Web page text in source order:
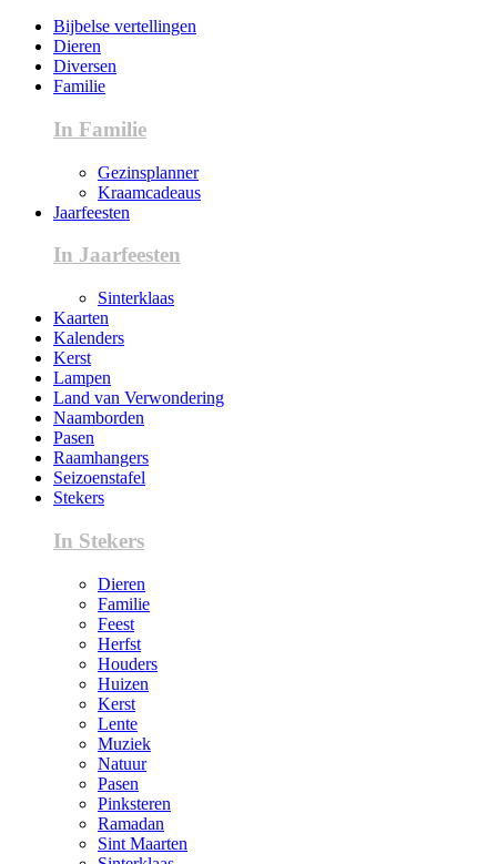
Bijbelse vertellingen
Dieren
Diversen
Familie
In Familie
Gezinsplanner
Kraamcadeaus
Jaarfeesten
In Jaarfeesten
Sinterklaas
Kaarten
Kalenders
Kerst
Lampen
Land van Verwondering
Naamborden
Pasen
Raamhangers
Seizoenstafel
Stekers
In Stekers
Dieren
Familie
Feest
Herfst
Houders
Huizen
Kerst
Lente
Muziek
Natuur
Pasen
Pinksteren
Ramadan
Sint Maarten